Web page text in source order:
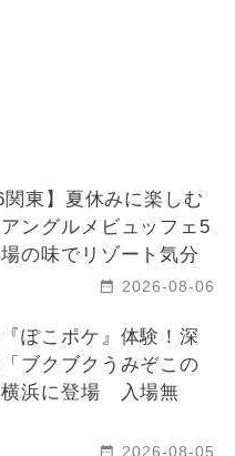
関東】夏休みに楽しむ
ングルメビュッフェ5
の味でリゾート気分
2026-08-06
ぽこポケ』体験！深
ブクブクうみぞこの
浜に登場 入場無
2026-08-05